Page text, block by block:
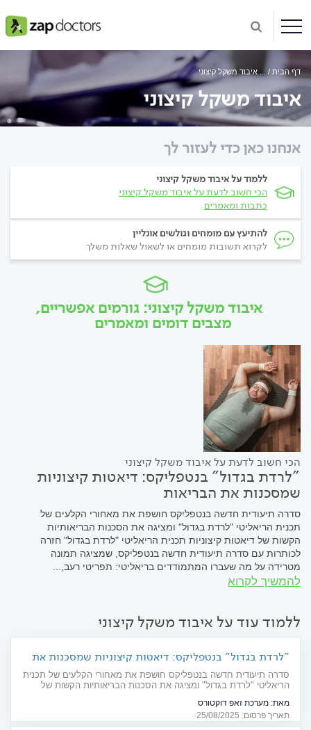
דף הבית איבוד משקל קיצוני
איבוד משקל קיצוני
אנחנו כאן כדי לעזור לך
ללמוד על איבוד משקל קיצוני
הכי חשוב לדעת על איבוד משקל קיצוני
כתבות ומאמרים
להתיעץ עם מומחים וגולשים אונליין
לקרוא תשובות מומחים או לשאול שאלות משלך
איבוד משקל קיצוני: גורמים אפשריים,
מצבים דומים ומאמרים
הכי חשוב לדעת על איבוד משקל קיצוני
"לרדת בגדול" בנטפליקס: דיאטות קיצוניות
שמסכנות את הבריאות
סדרה תיעודית חדשה בנטפליקס חושפת את מאחורי הקלעים של
תכנית הריאליטי "לרדת בגדול" ומציגה את הסכנות הבריאותיות
הקשות של דיאטות קיצוניות תכנית הריאליטי "לרדת בגדול" חזרה
לכותרות עם סדרה תיעודית חדשה בנטפליקס, שמציגה תמונה
מטרידה על מה שעברו המתמודדים בריאליטי: תפריטי רעב,...
להמשיך לקרוא
ללמוד עוד על איבוד משקל קיצוני
"לרדת בגדול" בנטפליקס: דיאטות קיצוניות שמסכנות את
סדרה תיעודית חדשה בנטפליקס חושפת את מאחורי הקלעים של תכנית
הריאליטי "לרדת בגדול" ומציגה את הסכנות הבריאותיות הקשות של
מאת: מערכת זאפ דוקטורס
תאריך פרסום: 25/08/2025